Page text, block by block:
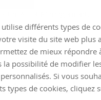
différents types de
visite du site web plus
de mieux répondre
la possibilité de modifier
Si vous
types de cookies, cliquez
Asset Management.